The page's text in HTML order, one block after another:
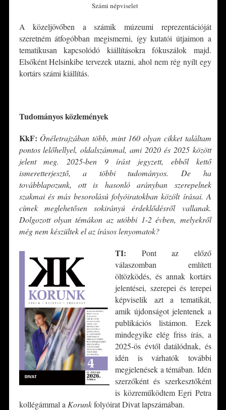
Számi népviselet
A közeljövőben a számik múzeumi reprezentációját
szeretném átfogóbban megismerni, így kutatói útjaimon a
tematikusan kapcsolódó kiállításokra fókuszálok majd.
Elsőként Helsinkibe tervezek utazni, ahol nem rég nyílt egy
kortárs számi kiállítás.
Tudományos közlemények
KkF: Önéletrajzában több, mint 160 olyan cikket találtam
pontos lelőhellyel, oldalszámmal, ami 2020 és 2025 között
jelent meg. 2025-ben 9 írást jegyzett, ebből kettő
ismeretterjesztő, a többi tudományos. De ha
továbblapozunk, ott is hasonló arányban szerepelnek
szakmai és más besorolású folyóiratokban közölt írásai. A
címek meglehetősen sokirányú érdeklődésről vallanak.
Dolgozott olyan témákon az utóbbi 1-2 évben, melyekről
még nem készültek el az írásos lenyomatok?
TI: Pont az előző
válaszomban említett
öltözködés, és annak kortárs
jelentései, szerepei és terepei
képviselik azt a tematikát,
amik újdonságot jelentenek a
publikációs listámon. Ezek
mindegyike elég friss írás, a
2025-ös évtől datálódnak, és
idén is várhatók további
megjelenések a témában. Idén
szerzőként és szerkesztőként
is közreműködtem Egri Petra
kollégámmal a Korunkfolyóirat Divat lapszámában.